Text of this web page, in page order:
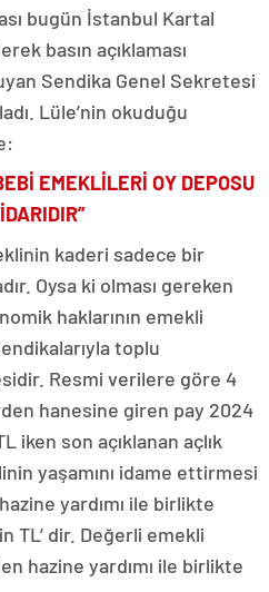
bugün İstanbul Kartal
basın açıklaması
Sendika Genel Sekretesi
Lüle’nin okuduğu
EMEKLİLERİ OY DEPOSU
kaderi sadece bir
Oysa ki olması gereken
haklarının emekli
toplu
Resmi verilere göre 4
hanesine giren pay 2024
iken son açıklanan açlık
yaşamını idame ettirmesi
yardımı ile birlikte
TL’ dir. Değerli emekli
hazine yardımı ile birlikte